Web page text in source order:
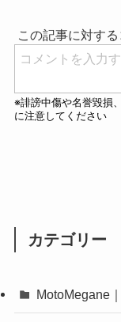
カテゴリー
MotoMegane